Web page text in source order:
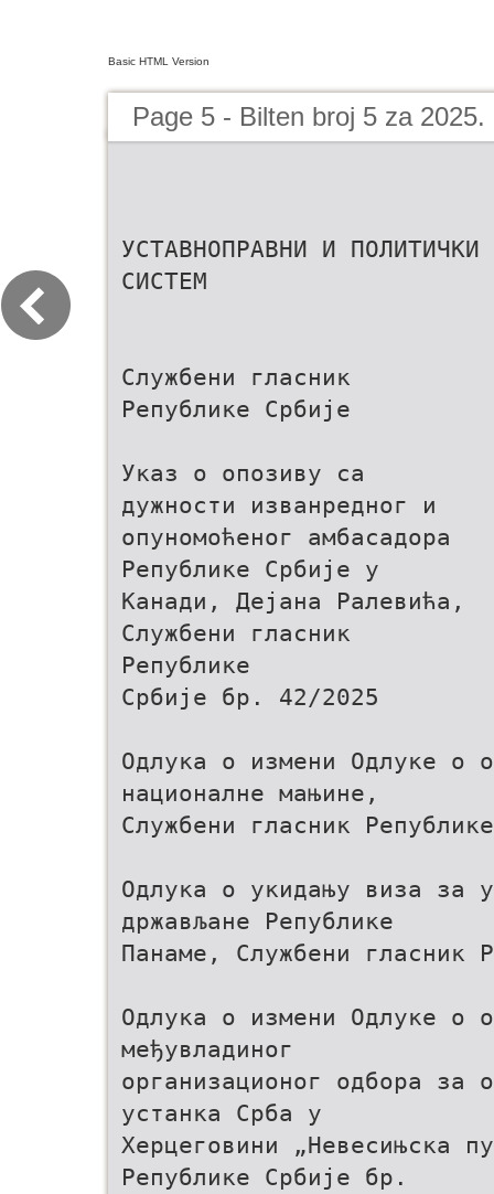
Basic HTML Version
Page 5 - Bilten broj 5 za 2025.
УСТАВНОПРАВНИ И ПОЛИТИЧКИ
СИСТЕМ
Службени гласник
Републике Србије
Указ о опозиву са
дужности изванредног и
опуномоћеног амбасадора
Републике Србије у
Канади, Дејана Ралевића,
Службени гласник
Републике
Србије бр. 42/2025
Одлука о измени Одлуке о
националне мањине,
Службени гласник
Одлука о укидању виза за
држављане Републике
Панаме, Службени гласник
Одлука о измени Одлуке о
међувладиног
организационог одбора за
устанка Срба у
Херцеговини „Невесињска
Републике Србије бр.